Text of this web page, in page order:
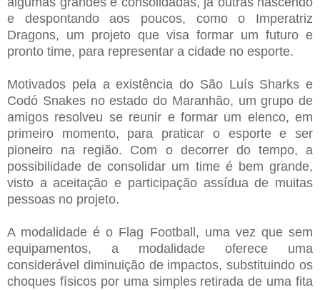
e despontando aos poucos, como o Imperatriz
Dragons, um projeto que visa formar um futuro e
pronto time, para representar a cidade no esporte.
Motivados pela a existência do São Luís Sharks e
Codó Snakes no estado do Maranhão, um grupo de
amigos resolveu se reunir e formar um elenco, em
primeiro momento, para praticar o esporte e ser
pioneiro na região. Com o decorrer do tempo, a
possibilidade de consolidar um time é bem grande,
visto a aceitação e participação assídua de muitas
pessoas no projeto.
A modalidade é o Flag Football, uma vez que sem
equipamentos, a modalidade oferece uma
considerável diminuição de impactos, substituindo os
choques físicos por uma simples retirada de uma fita